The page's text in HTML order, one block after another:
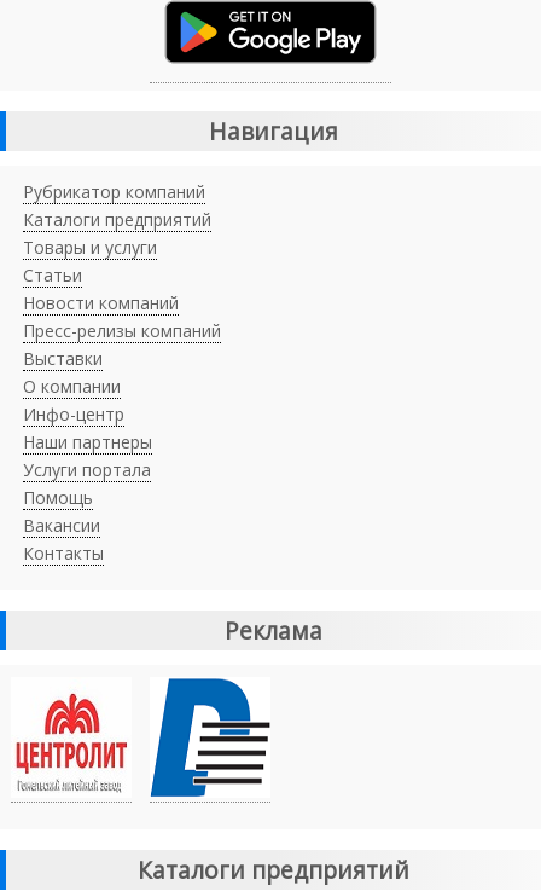
Навигация
Рубрикатор компаний
Каталоги предприятий
Товары и услуги
Статьи
Новости компаний
Пресс-релизы компаний
Выставки
О компании
Инфо-центр
Наши партнеры
Услуги портала
Помощь
Вакансии
Контакты
Реклама
Каталоги предприятий